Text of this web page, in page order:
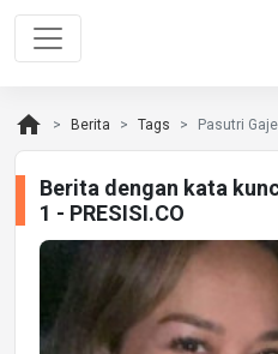
home Berita Tags Pasutri Gaje
Berita dengan kata
1 - PRESISI.CO